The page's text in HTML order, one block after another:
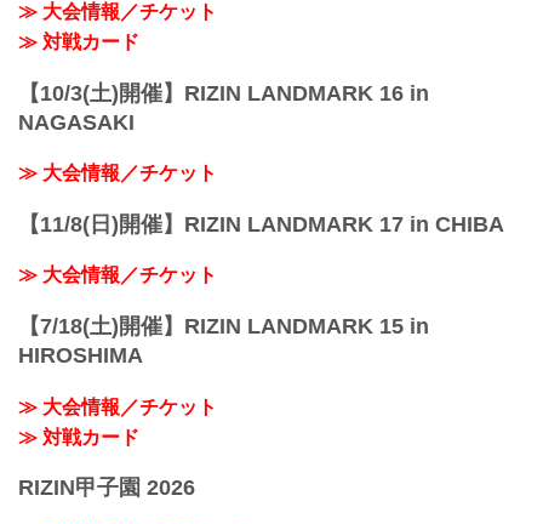
≫ 大会情報／チケット
≫ 対戦カード
【10/3(土)開催】RIZIN LANDMARK 16 in
NAGASAKI
≫ 大会情報／チケット
【11/8(日)開催】RIZIN LANDMARK 17 in CHIBA
≫ 大会情報／チケット
【7/18(土)開催】RIZIN LANDMARK 15 in
HIROSHIMA
≫ 大会情報／チケット
≫ 対戦カード
RIZIN甲子園 2026